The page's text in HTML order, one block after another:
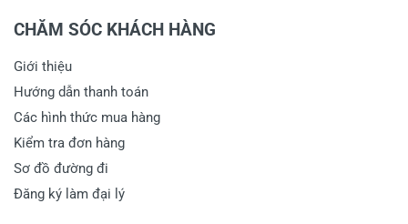
CHĂM SÓC KHÁCH HÀNG
Giới thiệu
Hướng dẫn thanh toán
Các hình thức mua hàng
Kiểm tra đơn hàng
Sơ đồ đường đi
Đăng ký làm đại lý